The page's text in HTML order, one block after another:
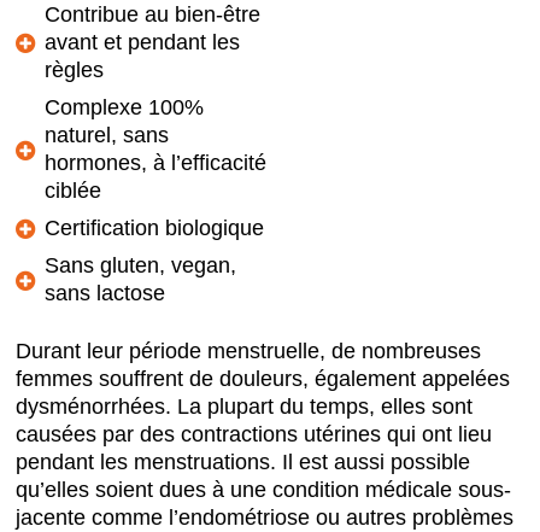
Contribue au bien-être
avant et pendant les
règles
Complexe 100%
naturel, sans
hormones, à l’efficacité
ciblée
Certification biologique
Sans gluten, vegan,
sans lactose
Durant leur période menstruelle, de nombreuses
femmes souffrent de douleurs, également appelées
dysménorrhées. La plupart du temps, elles sont
causées par des contractions utérines qui ont lieu
pendant les menstruations. Il est aussi possible
qu’elles soient dues à une condition médicale sous-
jacente comme l’endométriose ou autres problèmes